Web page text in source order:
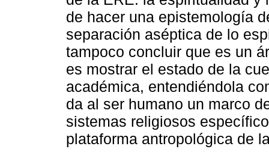
de hacer una epistemología
separación aséptica de lo
tampoco concluir que es un
es mostrar el estado de la
académica, entendiéndola
da al ser humano un marco
sistemas religiosos
plataforma antropológica de